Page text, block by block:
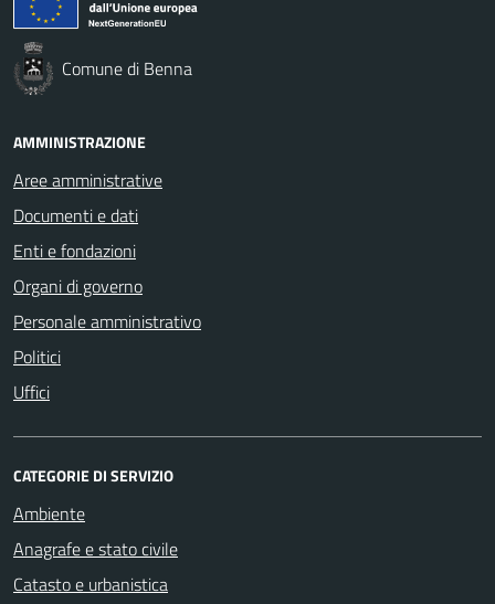
Comune di Benna
AMMINISTRAZIONE
Aree amministrative
Documenti e dati
Enti e fondazioni
Organi di governo
Personale amministrativo
Politici
Uffici
CATEGORIE DI SERVIZIO
Ambiente
Anagrafe e stato civile
Catasto e urbanistica